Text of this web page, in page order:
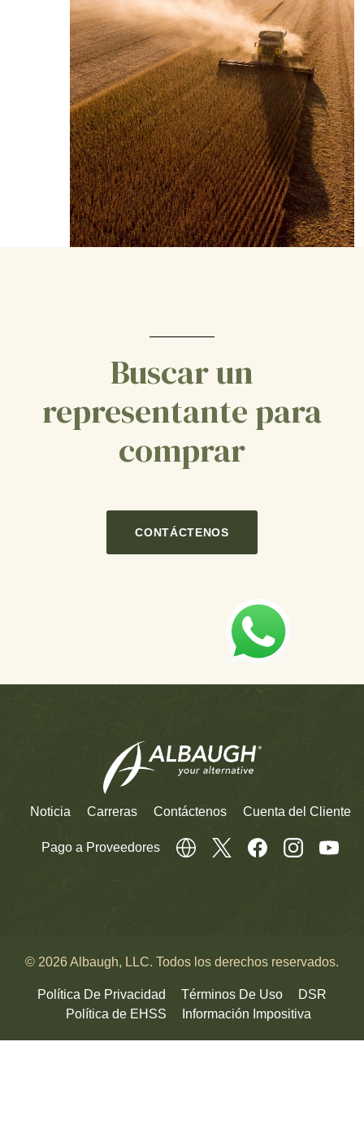
Buscar un
representante para
comprar
CONTÁCTENOS
Noticia Carreras Contáctenos Cuenta del Cliente
Pago a Proveedores
© 2026 Albaugh, LLC. Todos los derechos reservados.
Política De Privacidad Términos De Uso
DSR
Política de EHSS
Información Impositiva